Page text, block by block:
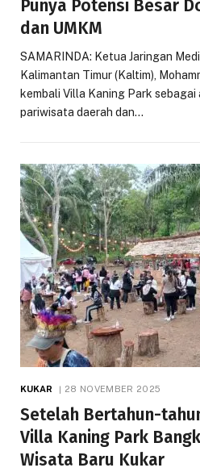
Punya Potensi Besar
dan UMKM
SAMARINDA: Ketua Jaringan
Kalimantan Timur (Kaltim),
kembali Villa Kaning Park sebagai
pariwisata daerah dan…
KUKAR 28 NOVEMBER 2025
Setelah Bertahun-
Villa Kaning Park
Wisata Baru Kukar